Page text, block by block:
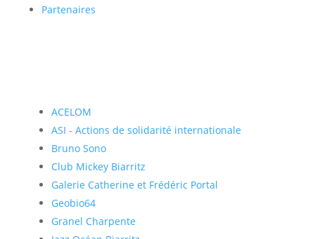
Partenaires
ACELOM
ASI - Actions de solidarité internationale
Bruno Sono
Club Mickey Biarritz
Galerie Catherine et Frédéric Portal
Geobio64
Granel Charpente